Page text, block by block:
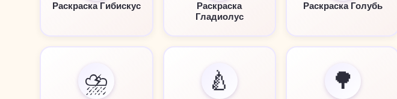
Раскраска Гибискус
Раскраска
Гладиолус
Раскраска Голубь
⛈️ 🍐 🌳